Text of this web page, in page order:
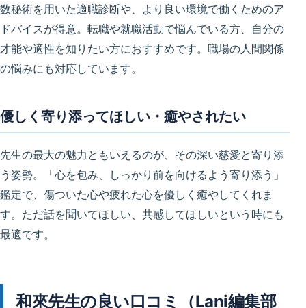
数秘術を用いた適職診断や、より良い環境で働くためのア
ドバイスが得意。転職や就職活動で悩んでいる方、
自分の
才能や適性を知りたい方におすすめです。職場の人間関係
の悩みにも対応しています。
優しく寄り添ってほしい・癒やされたい
先生の最大の魅力ともいえるのが、その深い慈愛と寄り添
う姿勢。「心を包み、しっかり前を向けるよう寄り添う」
鑑定で、傷ついた心や疲れた心を優しく癒やしてくれま
す。ただ話を聞いてほしい、共感してほしいという時にも
最適です。
和來先生の良い口コミ（Lani編集部